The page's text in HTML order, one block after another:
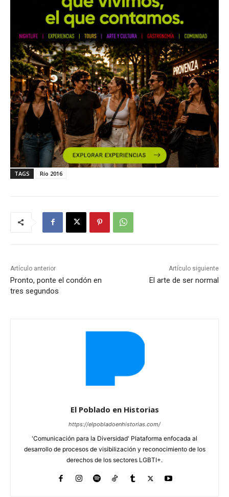
TAGS Río 2016
Artículo anterior
Pronto, ponte el condón en
tres segundos
Artículo siguiente
El arte de ser normal
El Poblado en Historias
https://elpobladoenhistorias.com/
'Comunicación para la Diversidad' Plataforma enfocada al
desarrollo de procesos de visibilización y reconocimiento de los
derechos de los sectores LGBTI+.